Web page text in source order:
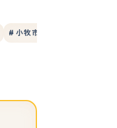
# 小牧市